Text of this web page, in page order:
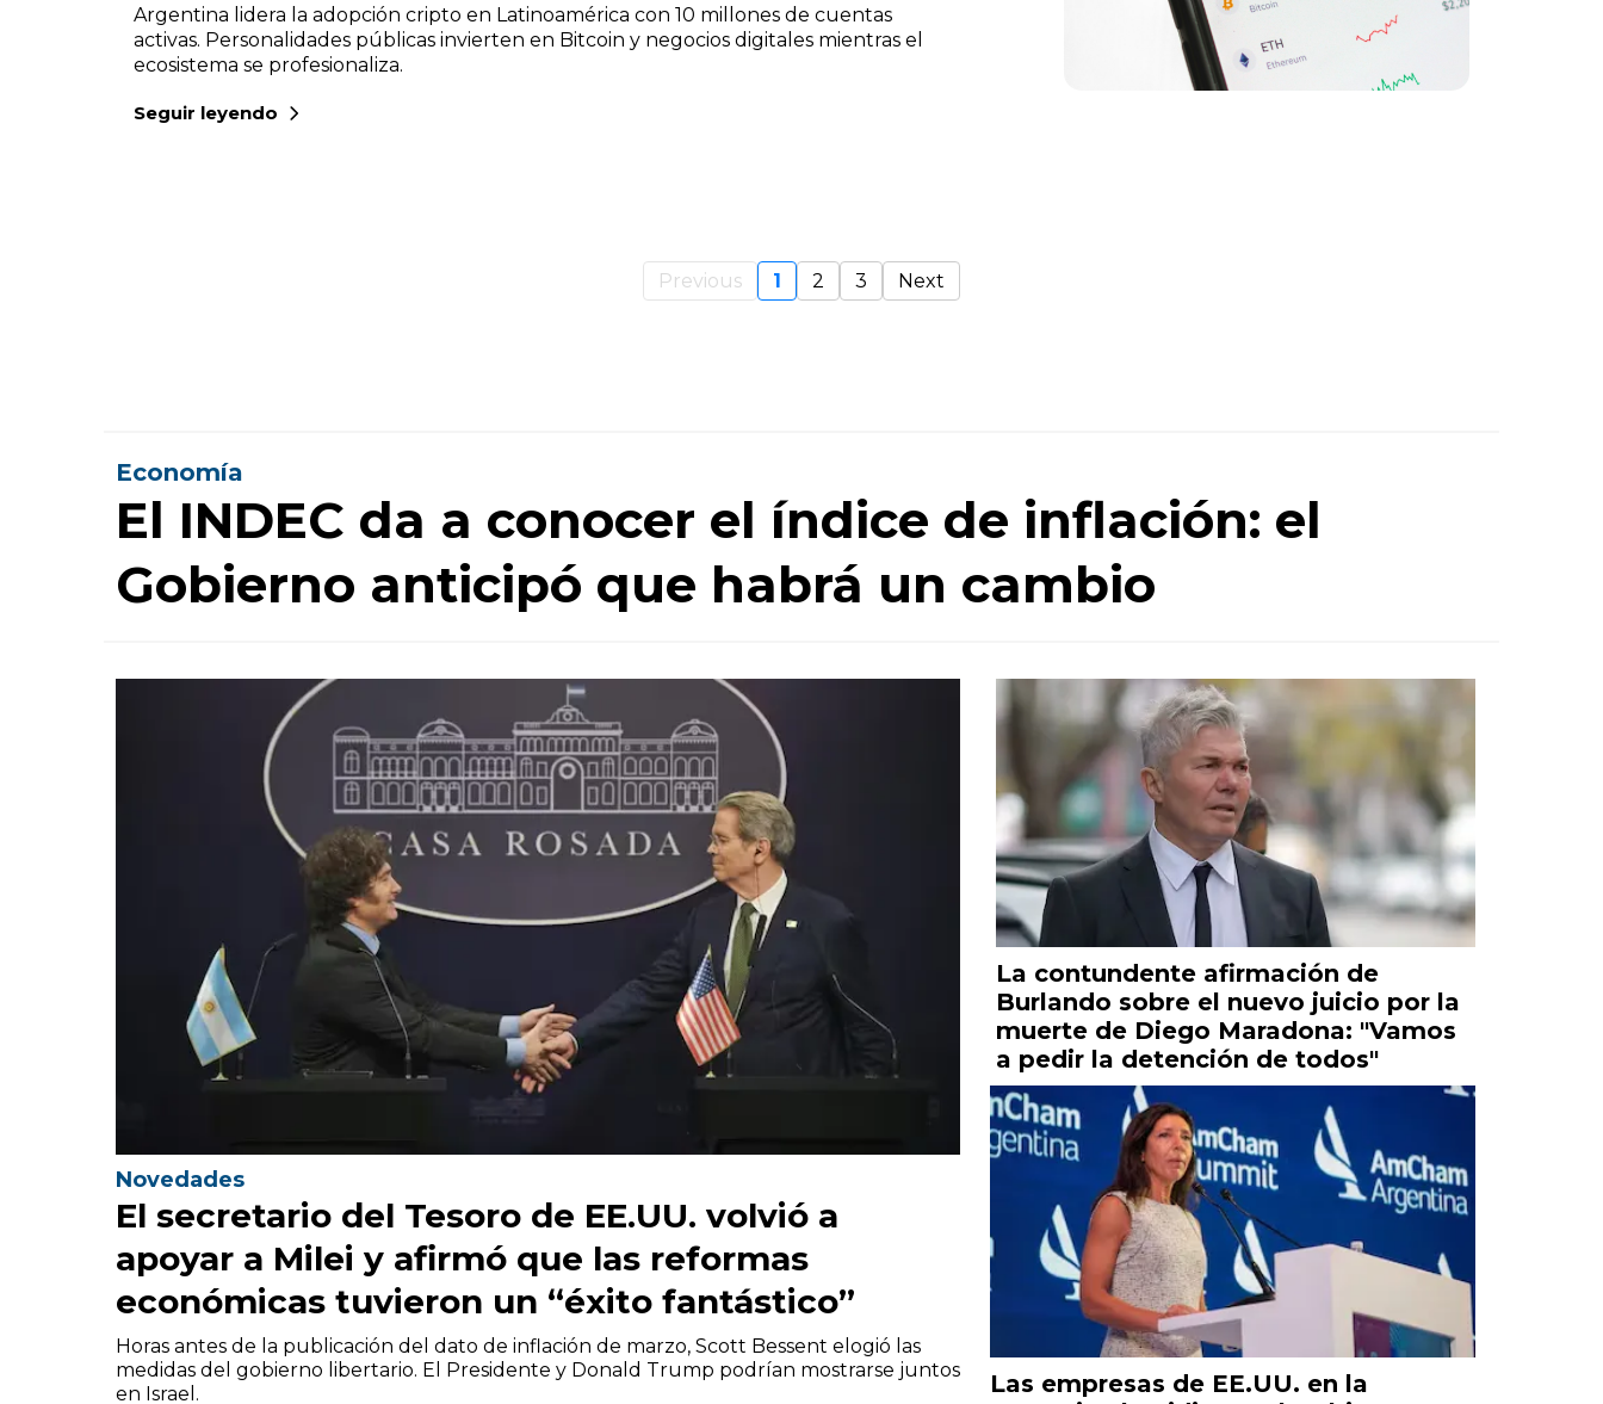
Argentina lidera la adopción cripto en Latinoamérica con 10 millones de cuentas
activas. Personalidades públicas invierten en Bitcoin y negocios digitales mientras el
ecosistema se profesionaliza.
Seguir leyendo
Previous 1 2 3 Next
Economía
El INDEC da a conocer el índice de inflación: el
Gobierno anticipó que habrá un cambio
Novedades
El secretario del Tesoro de EE.UU. volvió a
apoyar a Milei y afirmó que las reformas
económicas tuvieron un “éxito fantástico”
Horas antes de la publicación del dato de inflación de marzo, Scott Bessent elogió las
medidas del gobierno libertario. El Presidente y Donald Trump podrían mostrarse juntos
en Israel.
La contundente afirmación de
Burlando sobre el nuevo juicio por la
muerte de Diego Maradona: "Vamos
a pedir la detención de todos"
Las empresas de EE.UU. en la